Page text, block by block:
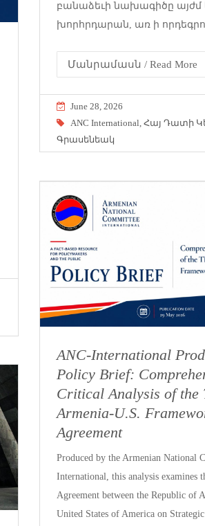
բանաձեւի նախագիծը այժմ
խորհրդարան, առ ի
Մանրամասն / Read More
June 28, 2026
ANC International, Հայ Դատի
Գրասենեակ
ANC-International
Policy Brief:
Critical Analysis of the
Armenia-U.S.
Agreement
Produced by the Armenian National
International, this analysis examines
Agreement between the Republic of
United States of America on